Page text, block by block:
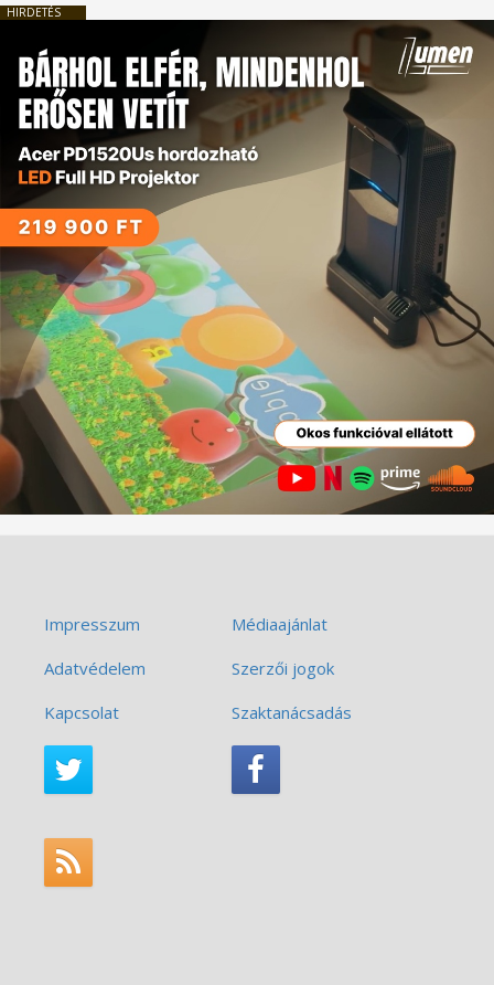
HIRDETÉS
Impresszum
Médiaajánlat
Adatvédelem
Szerzői jogok
Kapcsolat
Szaktanácsadás